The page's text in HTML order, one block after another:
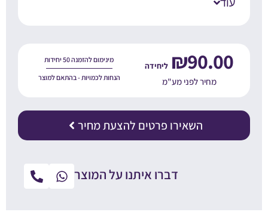
₪90.00
מחיר לפני מע"מ
מינימום להזמנה 50 יחידות
הנחות לכמויות - בהתאם למוצר
השאירו פרטים להצעת מחיר
דברו איתנו על המוצר